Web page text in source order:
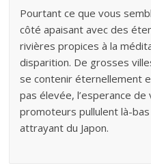
Pourtant ce que vous
côté apaisant avec des
rivières propices à la
disparition. De grosses
se contenir éternellement
pas élevée, l’esperance de
promoteurs pullulent là-
attrayant du Japon.